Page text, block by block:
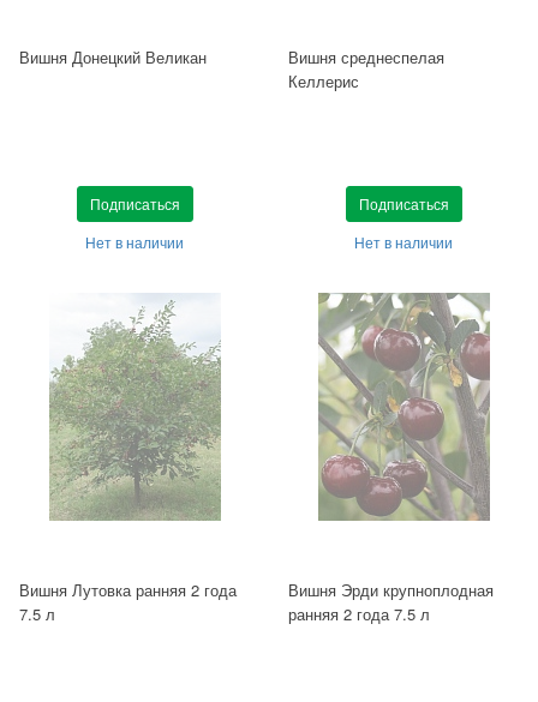
Вишня Донецкий Великан
Подписаться
Нет в наличии
Вишня среднеспелая
Келлерис
Подписаться
Нет в наличии
Вишня Лутовка ранняя 2 года
7.5 л
Вишня Эрди крупноплодная
ранняя 2 года 7.5 л